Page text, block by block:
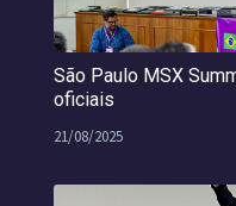
São Paulo MSX
oficiais
21/08/2025